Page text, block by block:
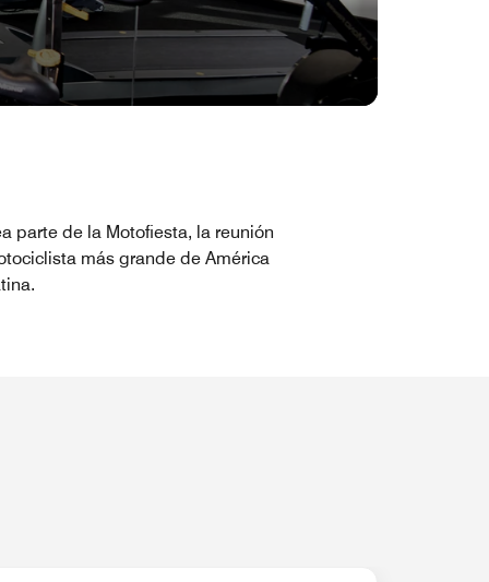
parte de la Motofiesta, la reunión
más grande de América